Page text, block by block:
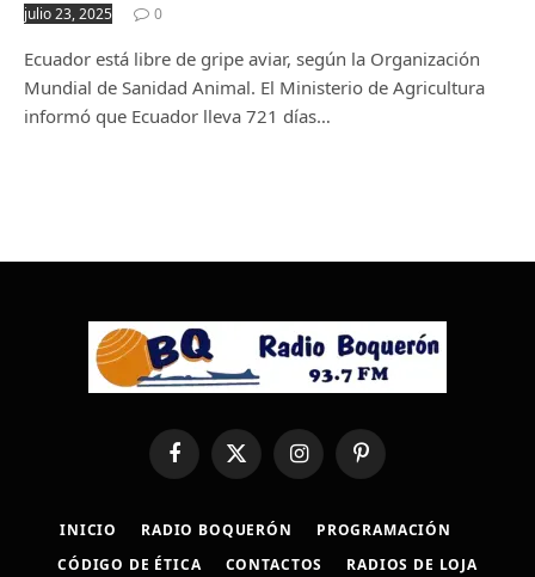
julio 23, 2025 0
Ecuador está libre de gripe aviar, según la Organización
Mundial de Sanidad Animal. El Ministerio de Agricultura
informó que Ecuador lleva 721 días…
FacebookX
(Twitter)
InstagramPinterest
INICIO RADIO BOQUERÓN
PROGRAMACIÓN
CÓDIGO DE ÉTICA
CONTACTOS RADIOS DE LOJA